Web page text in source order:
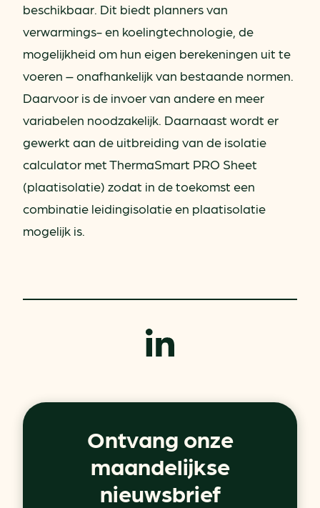
beschikbaar. Dit biedt planners van
verwarmings- en koelingtechnologie, de
mogelijkheid om hun eigen berekeningen uit te
voeren – onafhankelijk van bestaande normen.
Daarvoor is de invoer van andere en meer
variabelen noodzakelijk. Daarnaast wordt er
gewerkt aan de uitbreiding van de isolatie
calculator met ThermaSmart PRO Sheet
(plaatisolatie) zodat in de toekomst een
combinatie leidingisolatie en plaatisolatie
mogelijk is.
Ontvang onze
maandelijkse
nieuwsbrief